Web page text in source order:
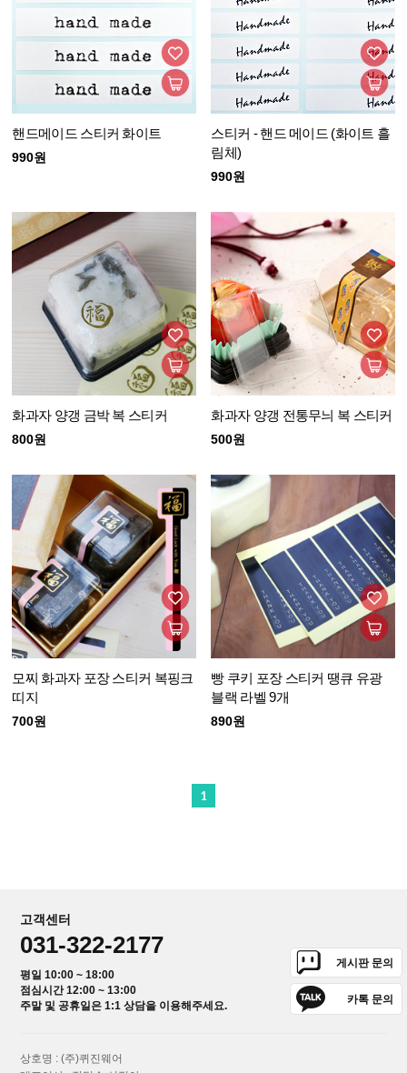
핸드메이드 스티커 화이트
990원
스티커 - 핸드 메이드 (화이트 흘
림체)
990원
화과자 양갱 금박 복 스티커
800원
화과자 양갱 전통무늬 복 스티커
500원
모찌 화과자 포장 스티커 복핑크
띠지
700원
빵 쿠키 포장 스티커 땡큐 유광
블랙 라벨 9개
890원
1
고객센터
031-322-2177
평일 10:00 ~ 18:00
점심시간 12:00 ~ 13:00
주말 및 공휴일은 1:1 상담을 이용해주세요.
게시판 문의
카톡 문의
상호명 : (주)퀴진웨어